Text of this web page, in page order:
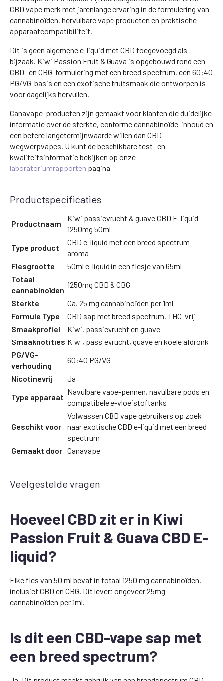
CBD vape merk met jarenlange ervaring in de formulering van
cannabinoïden, hervulbare vape producten en praktische
apparaatcompatibiliteit.
Dit is geen algemene e-liquid met CBD toegevoegd als
bijzaak. Kiwi Passion Fruit & Guava is opgebouwd rond een
CBD- en CBG-formulering met een breed spectrum, een 60:40
PG/VG-basis en een exotische fruitsmaak die ontworpen is
voor dagelijks hervullen.
Canavape-producten zijn gemaakt voor klanten die duidelijke
informatie over de sterkte, conforme cannabinoïde-inhoud en
een betere langetermijnwaarde willen dan CBD-
wegwerpvapes. U kunt de beschikbare test- en
kwaliteitsinformatie bekijken op onze
laboratoriumrapporten pagina.
Productspecificaties
Productnaam
Kiwi passievrucht & guave CBD E-liquid
1250mg 50ml
Type product
CBD e-liquid met een breed spectrum
aroma
Flesgrootte
50ml e-liquid in een flesje van 65ml
Totaal
cannabinoïden
1250mg CBD & CBG
Sterkte
Ca. 25 mg cannabinoïden per 1ml
Formule Type
CBD sap met breed spectrum, THC-vrij
Smaakprofiel
Kiwi, passievrucht en guave
Smaaknotities Kiwi, passievrucht, guave en koele afdronk
PG/VG-
verhouding
60:40 PG/VG
Nicotinevrij
Ja
Type apparaat
Navulbare vape-pennen, navulbare pods en
compatibele e-vloeistoftanks
Geschikt voor
Volwassen CBD vape gebruikers op zoek
naar exotische CBD e-liquid met een breed
spectrum
Gemaakt door Canavape
Veelgestelde vragen
Hoeveel CBD zit er in Kiwi
Passion Fruit & Guava CBD E-
liquid?
Elke fles van 50 ml bevat in totaal 1250 mg cannabinoïden,
inclusief CBD en CBG. Dit levert ongeveer 25mg
cannabinoïden per 1ml.
Is dit een CBD-vape sap met
een breed spectrum?